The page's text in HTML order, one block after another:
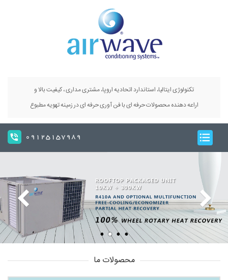
تکنولوژی ایتالیا، استاندارد اتحادیه اروپا، مشتری مداری ، کیفیت بالا و
اراعه دهنده محصولات حرفه ای با فن آوری حرفه ای در زمینه تهویه مطبوع
09125157989
محصولات ما